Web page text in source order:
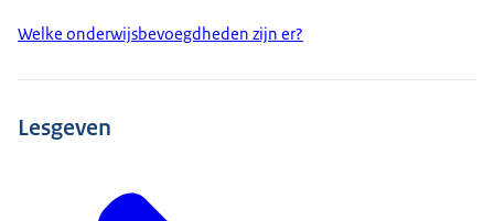
Welke onderwijsbevoegdheden zijn er?
Lesgeven